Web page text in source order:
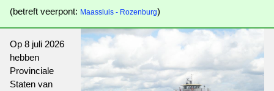
(betreft veerpont: Maassluis - Rozenburg)
Op 8 juli 2026
hebben
Provinciale
Staten van